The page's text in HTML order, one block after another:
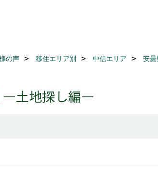
の声 移住エリア別 中信エリア 安
―土地探し編―